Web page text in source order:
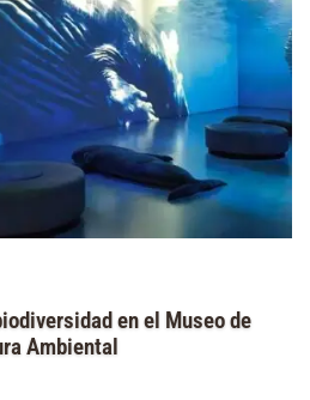
en el Museo de
Ambiental